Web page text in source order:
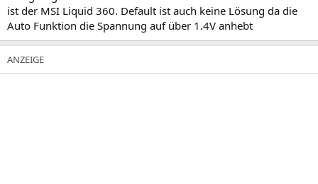
ist der MSI Liquid 360. Default ist auch keine Lösung da die
Auto Funktion die Spannung auf über 1.4V anhebt